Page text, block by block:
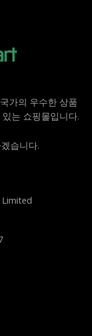
가의 우수한 상품
는 쇼핑몰입니다.
습니다.